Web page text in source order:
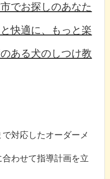
でお探しのあなた
快適に、もっと楽
ある犬のしつけ教
対応したオーダーメ
わせて指導計画を立